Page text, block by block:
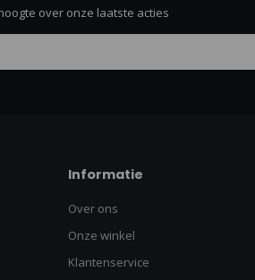
over onze laatste acties
Informatie
Over ons
Onze winkel
Klantenservice